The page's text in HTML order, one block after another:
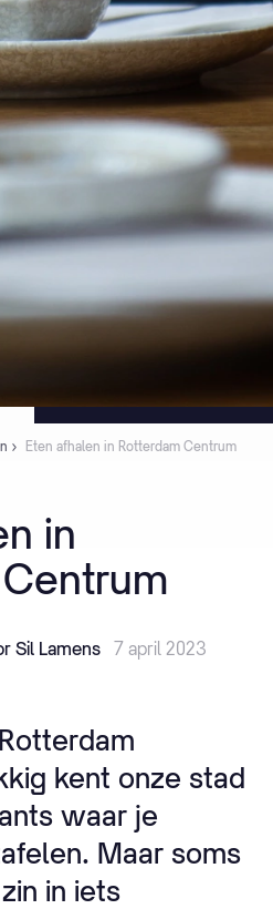
Eten afhalen in Rotterdam Centrum
in
Centrum
Sil Lamens 7 april 2023
kent onze stad
waar je
Maar soms
in iets